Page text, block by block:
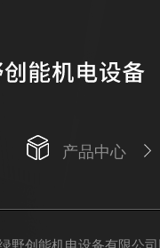
产品中心
野创能机电设备有限公